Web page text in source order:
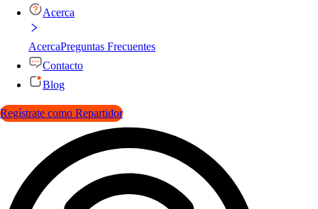
Acerca
AcercaPreguntas Frecuentes
Contacto
Blog
Regístrate como Repartidor